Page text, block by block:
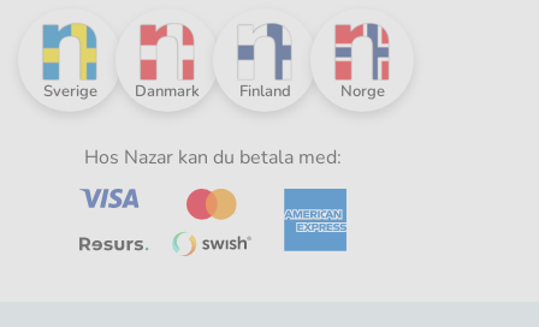
Nazar
Sverige
Nazar
-
Danmark
Nazar
-
Finland
Nazar
-
Norge
Hos Nazar kan du betala med: